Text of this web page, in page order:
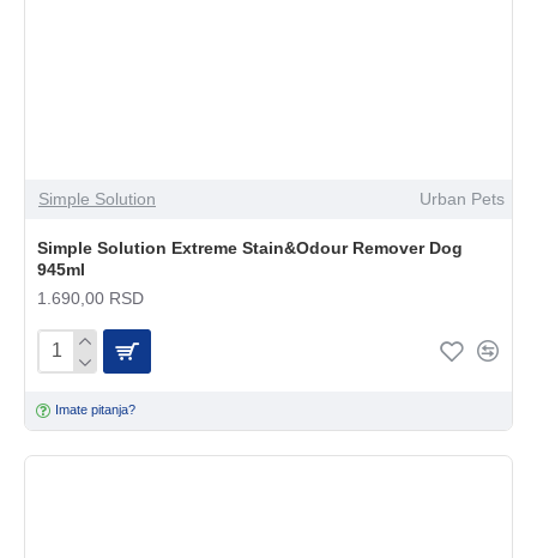
Simple Solution Urban Pets
Simple Solution Extreme Stain&Odour Remover Dog
945ml
1.690,00 RSD
Imate pitanja?